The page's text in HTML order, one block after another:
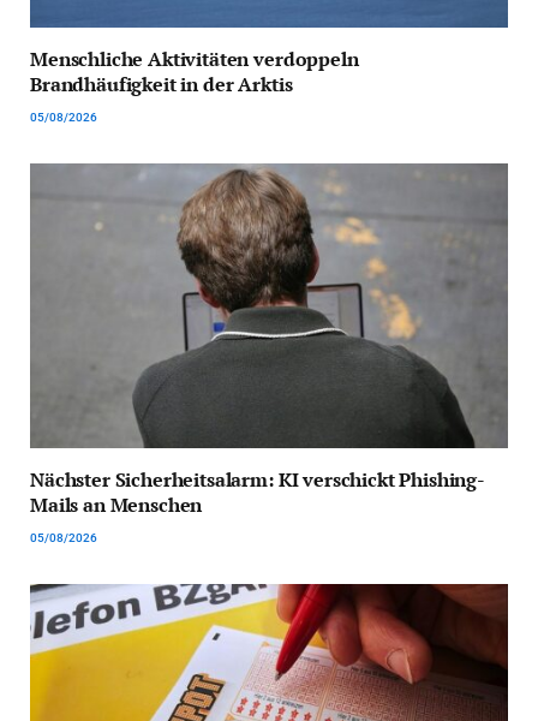
Menschliche Aktivitäten verdoppeln
Brandhäufigkeit in der Arktis
05/08/2026
Nächster Sicherheitsalarm: KI verschickt Phishing-
Mails an Menschen
05/08/2026